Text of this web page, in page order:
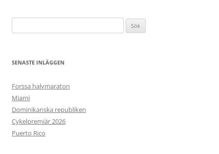
efter:
SENASTE INLÄGGEN
Forssa halvmaraton
Miami
Dominikanska republiken
Cykelpremiär 2026
Puerto Rico